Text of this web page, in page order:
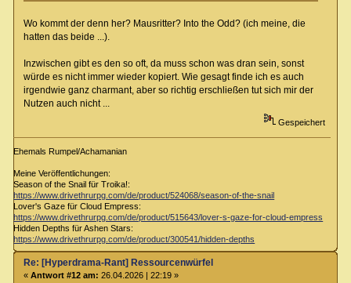
Wo kommt der denn her? Mausritter? Into the Odd? (ich meine, die
hatten das beide ...).
Inzwischen gibt es den so oft, da muss schon was dran sein, sonst
würde es nicht immer wieder kopiert. Wie gesagt finde ich es auch
irgendwie ganz charmant, aber so richtig erschließen tut sich mir der
Nutzen auch nicht ...
Gespeichert
Ehemals Rumpel/Achamanian
Meine Veröffentlichungen:
Season of the Snail für Troika!:
https://www.drivethrurpg.com/de/product/524068/season-of-the-snail
Lover's Gaze für Cloud Empress:
https://www.drivethrurpg.com/de/product/515643/lover-s-gaze-for-cloud-empress
Hidden Depths für Ashen Stars:
https://www.drivethrurpg.com/de/product/300541/hidden-depths
Re: [Hyperdrama-Rant] Ressourcenwürfel
« Antwort #12 am: 26.04.2026 | 22:19 »